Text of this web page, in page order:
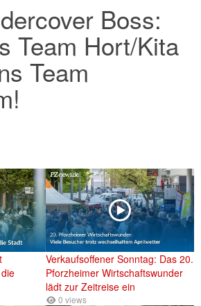
Boss:
Team Hort/Kita
Team
Verkaufsoffener Sonntag: Das 20.
Pforzheimer Wirtschaftswunder
lädt zur Zeitreise ein
0 views